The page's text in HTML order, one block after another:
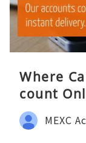
Where
count
MEXC